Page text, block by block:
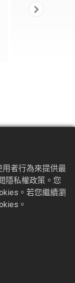
者行為來提供最
隱私權政策。您
。若您繼續瀏
。